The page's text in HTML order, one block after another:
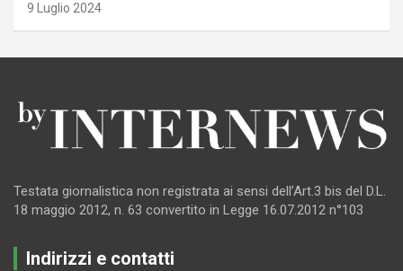
9 Luglio 2024
Testata giornalistica non registrata ai sensi dell’Art.3 bis del D.L.
18 maggio 2012, n. 63 convertito in Legge 16.07.2012 n°103
Indirizzi e contatti